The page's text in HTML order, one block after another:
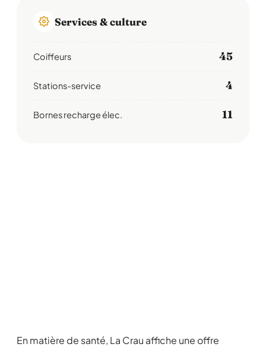
Services & culture
Coiffeurs 45
Stations-service 4
Bornes recharge élec. 11
En matière de santé, La Crau affiche une offre